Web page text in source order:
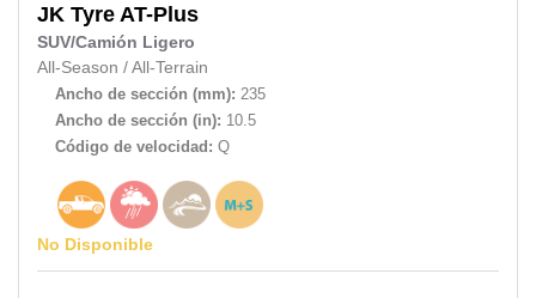
JK Tyre AT-Plus
SUV/Camión Ligero
All-Season / All-Terrain
Ancho de sección (mm): 235
Ancho de sección (in): 10.5
Código de velocidad: Q
No Disponible